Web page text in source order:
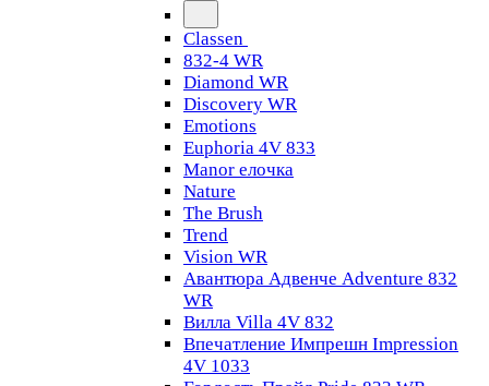
Classen
832-4 WR
Diamond WR
Discovery WR
Emotions
Euphoria 4V 833
Manor елочка
Nature
The Brush
Trend
Vision WR
Авантюра Адвенче Adventure 832
WR
Вилла Villa 4V 832
Впечатление Импрешн Impression
4V 1033